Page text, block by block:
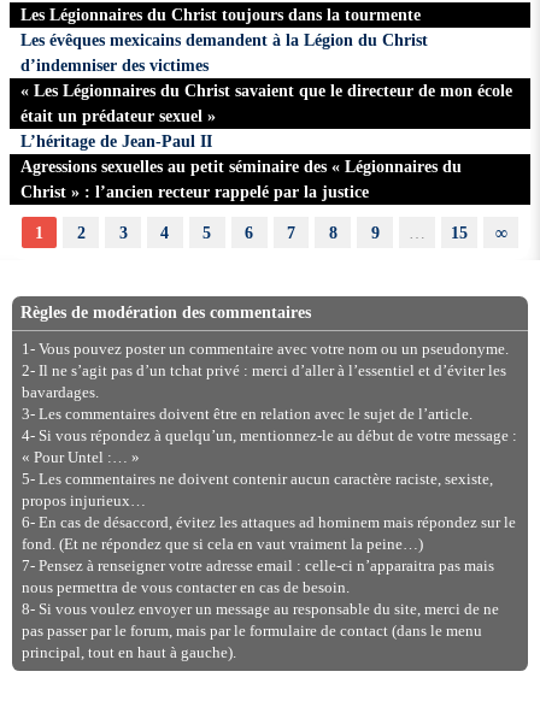
Les Légionnaires du Christ toujours dans la tourmente
Les évêques mexicains demandent à la Légion du Christ
d’indemniser des victimes
« Les Légionnaires du Christ savaient que le directeur de mon école
était un prédateur sexuel »
L’héritage de Jean-Paul II
Agressions sexuelles au petit séminaire des « Légionnaires du
Christ » : l’ancien recteur rappelé par la justice
1 2 3 4 5 6 7 8 9 15 ∞
Règles de modération des commentaires
1- Vous pouvez poster un commentaire avec votre nom ou un pseudonyme.
2- Il ne s’agit pas d’un tchat privé : merci d’aller à l’essentiel et d’éviter les
bavardages.
3- Les commentaires doivent être en relation avec le sujet de l’article.
4- Si vous répondez à quelqu’un, mentionnez-le au début de votre message :
« Pour Untel :… »
5- Les commentaires ne doivent contenir aucun caractère raciste, sexiste,
propos injurieux…
6- En cas de désaccord, évitez les attaques ad hominem mais répondez sur le
fond. (Et ne répondez que si cela en vaut vraiment la peine…)
7- Pensez à renseigner votre adresse email : celle-ci n’apparaitra pas mais
nous permettra de vous contacter en cas de besoin.
8- Si vous voulez envoyer un message au responsable du site, merci de ne
pas passer par le forum, mais par le formulaire de contact (dans le menu
principal, tout en haut à gauche).